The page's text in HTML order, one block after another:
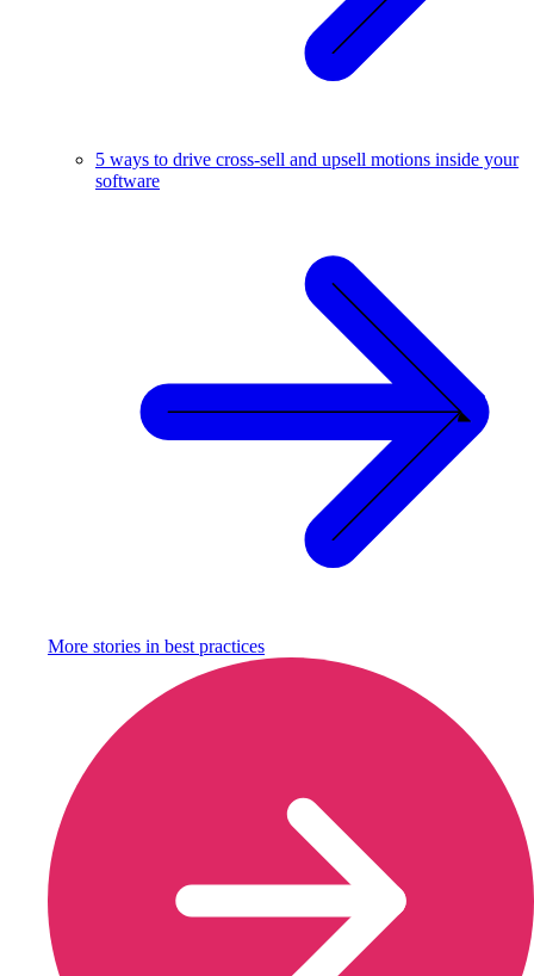
5 ways to drive cross-sell and upsell motions inside your
software
More stories in best practices